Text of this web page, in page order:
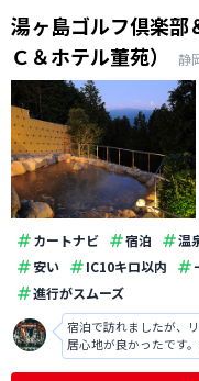
湯ヶ島ゴルフ倶楽部
Ｃ＆ホテル董苑）
静
カートナビ 宿泊 温
安い
IC10キロ以内
進行がスムーズ
宿泊で訪れましたが、
居心地が良かったです
ケーションも素晴らし